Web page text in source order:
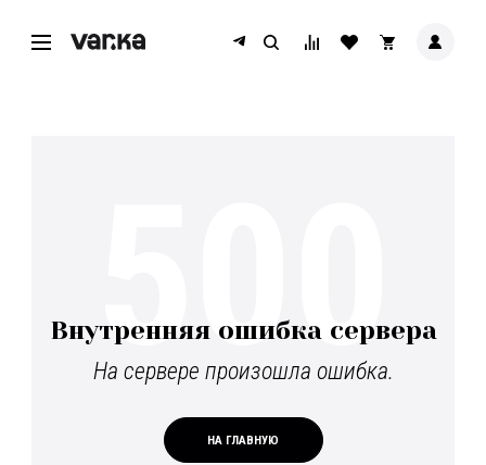
Внутренняя ошибка сервера
На сервере произошла ошибка.
НА ГЛАВНУЮ
500